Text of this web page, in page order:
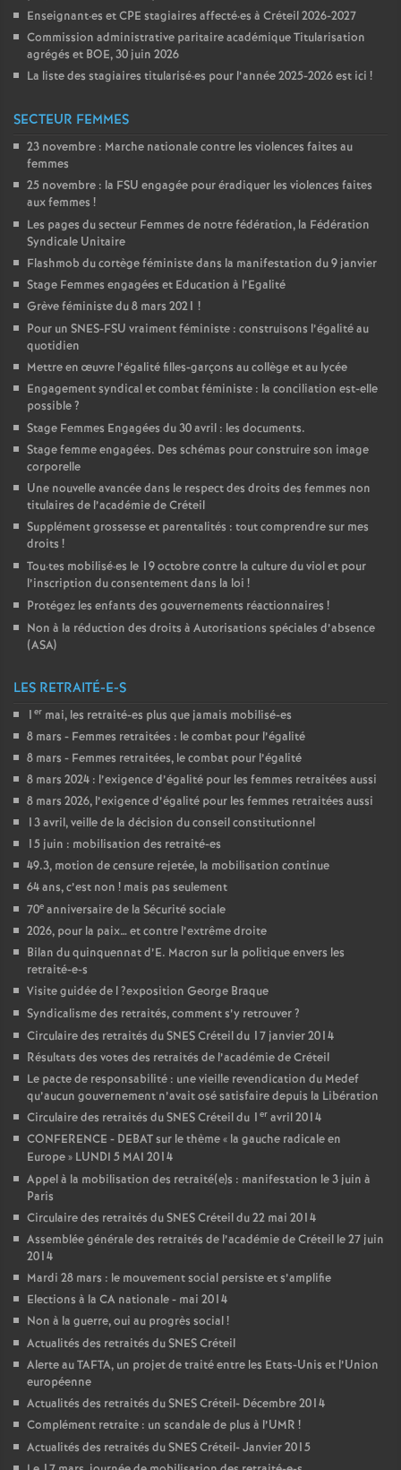
Enseignant·es etCPE stagiaires affecté·es à Créteil 2026-2027
Commission administrative paritaire académique Titularisation
agrégés et BOE, 30 juin 2026
La liste des stagiaires titularisé·es pour l’année 2025-2026 est ici !
SECTEUR FEMMES
23 novembre : Marche nationale contre les violences faites au
femmes
25 novembre : la FSU engagée pour éradiquer les violences faites
aux femmes !
Les pages du secteur Femmes de notre fédération, la Fédération
Syndicale Unitaire
Flashmob du cortège féministe dans la manifestation du 9 janvier
Stage Femmes engagées et Education à l’Egalité
Grève féministe du 8 mars 2021 !
Pour un SNES-FSU vraiment féministe : construisons l’égalité au
quotidien
Mettre en œuvre l’égalité filles-garçons au collège et au lycée
Engagement syndical et combat féministe : la conciliation est-elle
possible?
Stage Femmes Engagées du 30 avril : les documents.
Stage femme engagées. Des schémas pour construire son image
corporelle
Une nouvelle avancée dans le respect des droits des femmes non
titulaires de l’académie de Créteil
Supplément grossesse et parentalités : tout comprendre sur mes
droits !
Tou·tes mobilisé·es le 19 octobre contre la culture du viol et pour
l’inscription du consentement dans la loi !
Protégez les enfants des gouvernements réactionnaires !
Non à la réduction des droits à Autorisations spéciales d’absence
(ASA)
LES RETRAITÉ-E-S
1 er mai, les retraité-es plus que jamais mobilisé-es
8 mars - Femmes retraitées : le combat pour l’égalité
8 mars - Femmes retraitées, le combat pour l’égalité
8 mars 2024 : l’exigence d’égalité pour les femmes retraitées aussi
8 mars 2026, l’exigence d’égalité pour les femmes retraitées aussi
13 avril, veille de la décision du conseil constitutionnel
15 juin : mobilisation des retraité-es
49.3, motion de censure rejetée, la mobilisation continue
64 ans, c’est non ! mais pas seulement
70e anniversaire de la Sécurité sociale
2026, pour la paix… et contre l’extrême droite
Bilan du quinquennat d’E. Macron sur la politique envers les
retraité-e-s
Visite guidée de l?exposition George Braque
Syndicalisme des retraités, comment s’y retrouver?
Circulaire des retraités duSNESCréteil du 17 janvier 2014
Résultats des votes des retraités de l’académie de Créteil
Le pacte de responsabilité : une vieille revendication du Medef
qu’aucun gouvernement n’avait osé satisfaire depuis la Libération
Circulaire des retraités duSNESCréteil du 1 er avril 2014
CONFERENCE - DEBATsur le thème « la gauche radicale en
Europe» LUNDI 5 MAI 2014
Appel à la mobilisation des retraité(e)s : manifestation le 3 juin à
Paris
Circulaire des retraités duSNESCréteil du 22 mai 2014
Assemblée générale des retraités de l’académie de Créteil le 27 juin
2014
Mardi 28 mars : le mouvement social persiste et s’amplifie
Elections à la CA nationale - mai 2014
Non à la guerre, oui au progrès social!
Actualités des retraités duSNESCréteil
Alerte auTAFTA, un projet de traité entre les Etats-Unis et l’Union
européenne
Actualités des retraités duSNESCréteil- Décembre 2014
Complément retraite : un scandale de plus à l’UMR !
Actualités des retraités duSNESCréteil- Janvier 2015